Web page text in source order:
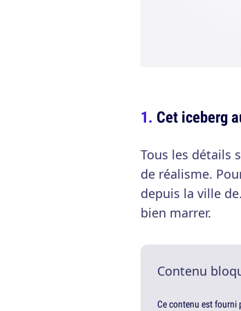
Cet iceberg
Tous les détails
de réalisme.
depuis la ville
bien marrer.
Contenu
Ce contenu est fourni